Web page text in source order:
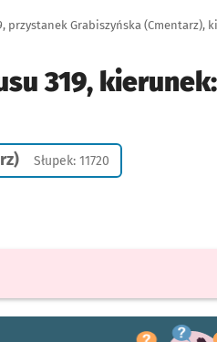
przystanek Grabiszyńska (Cmentarz),
319, kierunek:
Słupek: 11720